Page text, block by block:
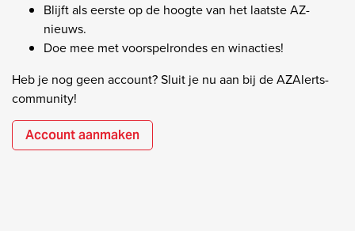
Blijft als eerste op de hoogte van het laatste AZ-
nieuws.
Doe mee met voorspelrondes en winacties!
Heb je nog geen account? Sluit je nu aan bij de AZAlerts-
community!
Account aanmaken